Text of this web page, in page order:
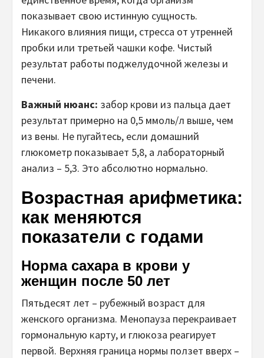
показывает свою истинную сущность.
Никакого влияния пищи, стресса от утренней
пробки или третьей чашки кофе. Чистый
результат работы поджелудочной железы и
печени.
Важный нюанс: забор крови из пальца дает
результат примерно на 0,5 ммоль/л выше, чем
из вены. Не пугайтесь, если домашний
глюкометр показывает 5,8, а лабораторный
анализ – 5,3. Это абсолютно нормально.
Возрастная арифметика:
как меняются
показатели с годами
Норма сахара в крови у
женщин после 50 лет
Пятьдесят лет – рубежный возраст для
женского организма. Менопауза перекраивает
гормональную карту, и глюкоза реагирует
первой. Верхняя граница нормы ползет вверх –